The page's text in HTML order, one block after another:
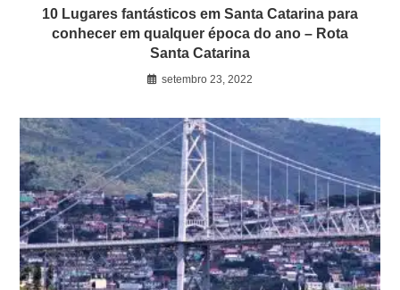
10 Lugares fantásticos em Santa Catarina para
conhecer em qualquer época do ano – Rota
Santa Catarina
setembro 23, 2022